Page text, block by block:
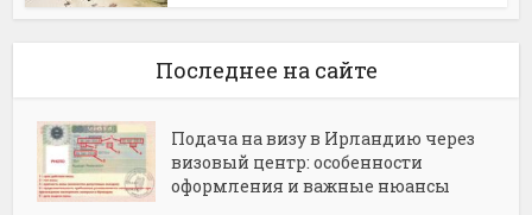
Последнее на сайте
Подача на визу в Ирландию через
визовый центр: особенности
оформления и важные нюансы